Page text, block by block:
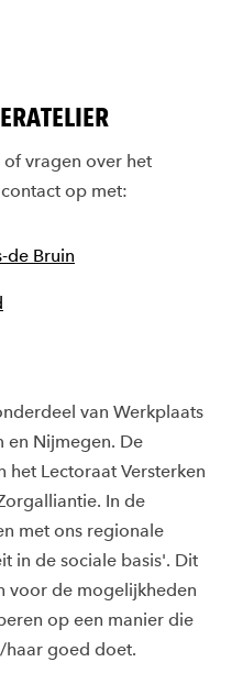
vragen over het
op met:
de Bruin
van Werkplaats
en Nijmegen. De
het Lectoraat Versterken
In de
met ons regionale
in de sociale basis'. Dit
voor de mogelijkheden
op een manier die
haar goed doet.